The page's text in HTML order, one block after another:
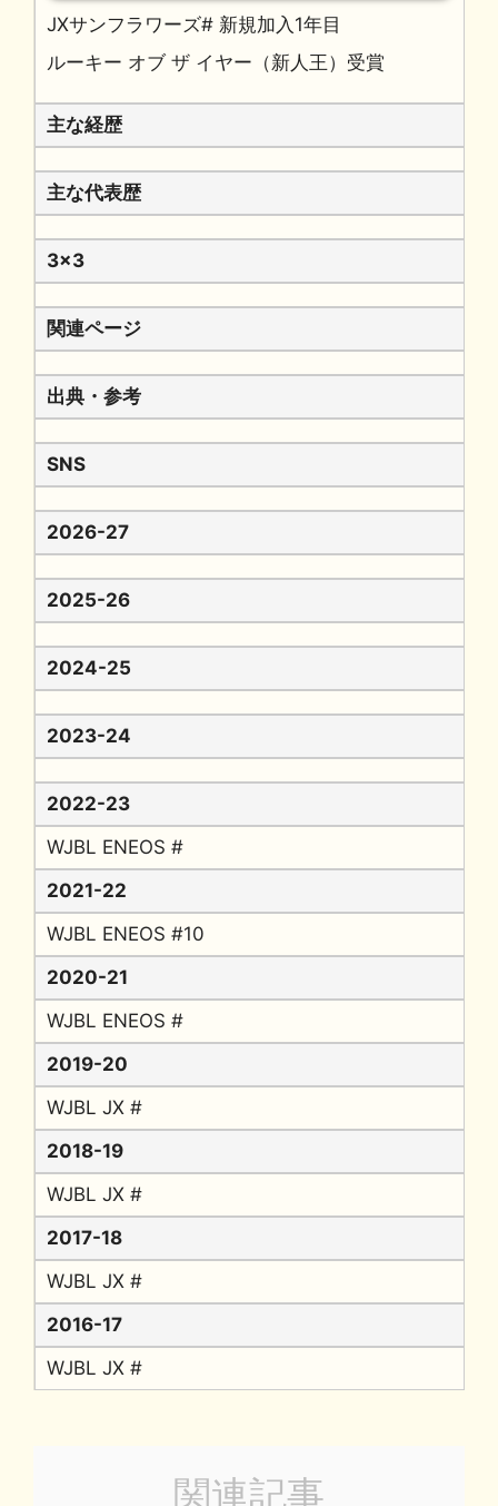
JXサンフラワーズ# 新規加入1年目
ルーキー オブ ザ イヤー（新人王）受賞
主な経歴
主な代表歴
3x3
関連ページ
出典・参考
SNS
2026-27
2025-26
2024-25
2023-24
2022-23
WJBL ENEOS #
2021-22
WJBL ENEOS #10
2020-21
WJBL ENEOS #
2019-20
WJBL JX #
2018-19
WJBL JX #
2017-18
WJBL JX #
2016-17
WJBL JX #
関連記事